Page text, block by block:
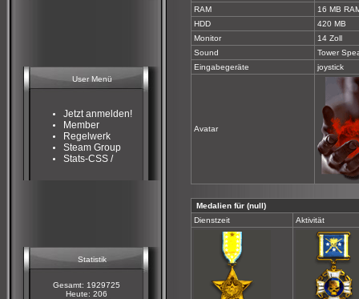
User Menü
Jetzt anmelden!
Member
Regelwerk
Steam Group
Stats-CSS /
Statistik
Gesamt: 1929725
Heute: 206
RAM
16 MB
HDD
420 MB
Monitor
14 Zoll
Sound
Tower
Eingabegeräte
joystick
Avatar
Medalien für (null)
Dienstzeit
Aktivität